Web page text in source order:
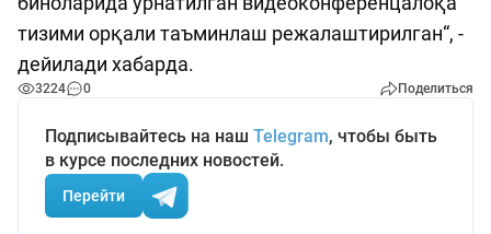
тизими орқали таъминлаш режалаштирилган“, -
дейилади хабарда.
3224 0 Поделиться
Подписывайтесь на наш Telegram, чтобы быть
в курсе последних новостей.
Перейти